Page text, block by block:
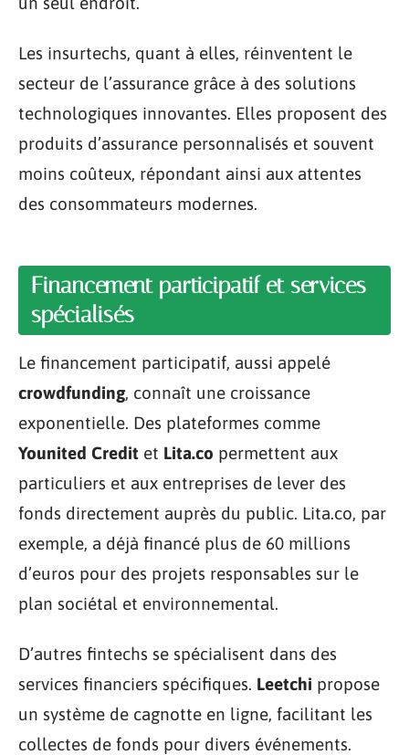
Les insurtechs, quant à elles, réinventent le
secteur de l’assurance grâce à des solutions
technologiques innovantes. Elles proposent des
produits d’assurance personnalisés et souvent
moins coûteux, répondant ainsi aux attentes
des consommateurs modernes.
Financement participatif et services
spécialisés
Le financement participatif, aussi appelé
crowdfunding, connaît une croissance
exponentielle. Des plateformes comme
Younited Credit et Lita.co permettent aux
particuliers et aux entreprises de lever des
fonds directement auprès du public. Lita.co, par
exemple, a déjà financé plus de 60 millions
d’euros pour des projets responsables sur le
plan sociétal et environnemental.
D’autres fintechs se spécialisent dans des
services financiers spécifiques. Leetchi propose
un système de cagnotte en ligne, facilitant les
collectes de fonds pour divers événements.